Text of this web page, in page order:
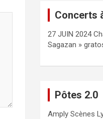
Concerts
27 JUIN 2024
Sagazan »
Pôtes 2.0
Amply Scènes